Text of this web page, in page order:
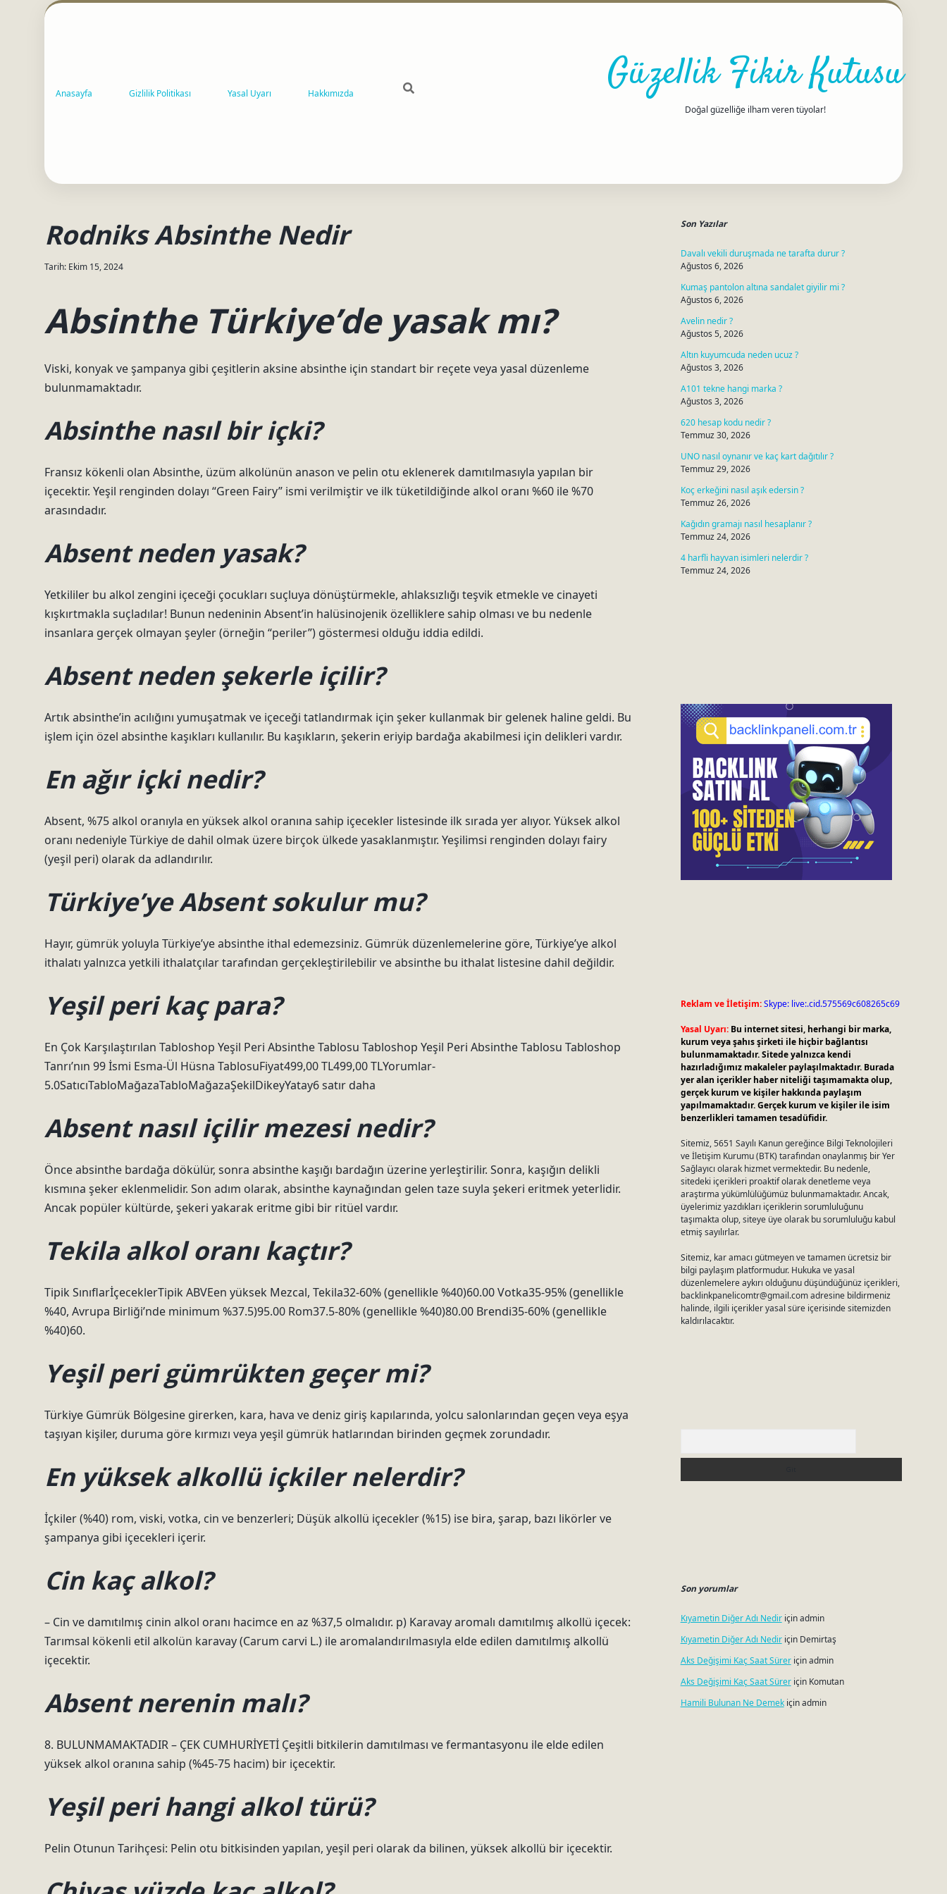
Anasayfa Gizlilik Politikası Yasal Uyarı Hakkımızda Güzellik Fikir Kutusu
Doğal güzelliğe ilham veren tüyolar!
Rodniks Absinthe Nedir
Tarih: Ekim 15, 2024
Absinthe Türkiye’de yasak mı?
Viski, konyak ve şampanya gibi çeşitlerin aksine absinthe için standart bir reçete veya yasal düzenleme
bulunmamaktadır.
Absinthe nasıl bir içki?
Fransız kökenli olan Absinthe, üzüm alkolünün anason ve pelin otu eklenerek damıtılmasıyla yapılan bir
içecektir. Yeşil renginden dolayı “Green Fairy” ismi verilmiştir ve ilk tüketildiğinde alkol oranı %60 ile %70
arasındadır.
Absent neden yasak?
Yetkililer bu alkol zengini içeceği çocukları suçluya dönüştürmekle, ahlaksızlığı teşvik etmekle ve cinayeti
kışkırtmakla suçladılar! Bunun nedeninin Absent’in halüsinojenik özelliklere sahip olması ve bu nedenle
insanlara gerçek olmayan şeyler (örneğin “periler”) göstermesi olduğu iddia edildi.
Absent neden şekerle içilir?
Artık absinthe’in acılığını yumuşatmak ve içeceği tatlandırmak için şeker kullanmak bir gelenek haline geldi. Bu
işlem için özel absinthe kaşıkları kullanılır. Bu kaşıkların, şekerin eriyip bardağa akabilmesi için delikleri vardır.
En ağır içki nedir?
Absent, %75 alkol oranıyla en yüksek alkol oranına sahip içecekler listesinde ilk sırada yer alıyor. Yüksek alkol
oranı nedeniyle Türkiye de dahil olmak üzere birçok ülkede yasaklanmıştır. Yeşilimsi renginden dolayı fairy
(yeşil peri) olarak da adlandırılır.
Türkiye’ye Absent sokulur mu?
Hayır, gümrük yoluyla Türkiye’ye absinthe ithal edemezsiniz. Gümrük düzenlemelerine göre, Türkiye’ye alkol
ithalatı yalnızca yetkili ithalatçılar tarafından gerçekleştirilebilir ve absinthe bu ithalat listesine dahil değildir.
Yeşil peri kaç para?
En Çok Karşılaştırılan Tabloshop Yeşil Peri Absinthe Tablosu Tabloshop Yeşil Peri Absinthe Tablosu Tabloshop
Tanrı’nın 99 İsmi Esma-Ül Hüsna TablosuFiyat499,00 TL499,00 TLYorumlar-
5.0SatıcıTabloMağazaTabloMağazaŞekilDikeyYatay6 satır daha
Absent nasıl içilir mezesi nedir?
Önce absinthe bardağa dökülür, sonra absinthe kaşığı bardağın üzerine yerleştirilir. Sonra, kaşığın delikli
kısmına şeker eklenmelidir. Son adım olarak, absinthe kaynağından gelen taze suyla şekeri eritmek yeterlidir.
Ancak popüler kültürde, şekeri yakarak eritme gibi bir ritüel vardır.
Tekila alkol oranı kaçtır?
Tipik SınıflarİçeceklerTipik ABVEen yüksek Mezcal, Tekila32-60% (genellikle %40)60.00 Votka35-95% (genellikle
%40, Avrupa Birliği’nde minimum %37.5)95.00 Rom37.5-80% (genellikle %40)80.00 Brendi35-60% (genellikle
%40)60.
Yeşil peri gümrükten geçer mi?
Türkiye Gümrük Bölgesine girerken, kara, hava ve deniz giriş kapılarında, yolcu salonlarından geçen veya eşya
taşıyan kişiler, duruma göre kırmızı veya yeşil gümrük hatlarından birinden geçmek zorundadır.
En yüksek alkollü içkiler nelerdir?
İçkiler (%40) rom, viski, votka, cin ve benzerleri; Düşük alkollü içecekler (%15) ise bira, şarap, bazı likörler ve
şampanya gibi içecekleri içerir.
Cin kaç alkol?
– Cin ve damıtılmış cinin alkol oranı hacimce en az %37,5 olmalıdır. p) Karavay aromalı damıtılmış alkollü içecek:
Tarımsal kökenli etil alkolün karavay (Carum carvi L.) ile aromalandırılmasıyla elde edilen damıtılmış alkollü
içecektir.
Absent nerenin malı?
8. BULUNMAMAKTADIR – ÇEK CUMHURİYETİ Çeşitli bitkilerin damıtılması ve fermantasyonu ile elde edilen
yüksek alkol oranına sahip (%45-75 hacim) bir içecektir.
Yeşil peri hangi alkol türü?
Pelin Otunun Tarihçesi: Pelin otu bitkisinden yapılan, yeşil peri olarak da bilinen, yüksek alkollü bir içecektir.
Son Yazılar
Davalı vekili duruşmada ne tarafta durur ?
Ağustos 6, 2026
Kumaş pantolon altına sandalet giyilir mi ?
Ağustos 6, 2026
Avelin nedir ?
Ağustos 5, 2026
Altın kuyumcuda neden ucuz ?
Ağustos 3, 2026
A101 tekne hangi marka ?
Ağustos 3, 2026
620 hesap kodu nedir ?
Temmuz 30, 2026
UNO nasıl oynanır ve kaç kart dağıtılır ?
Temmuz 29, 2026
Koç erkeğini nasıl aşık edersin ?
Temmuz 26, 2026
Kağıdın gramajı nasıl hesaplanır ?
Temmuz 24, 2026
4 harfli hayvan isimleri nelerdir ?
Temmuz 24, 2026
Reklam ve İletişim:Skype: live:.cid.575569c608265c69
Yasal Uyarı: Bu internet sitesi, herhangi bir marka,
kurum veya şahıs şirketi ile hiçbir bağlantısı
bulunmamaktadır. Sitede yalnızca kendi
hazırladığımız makaleler paylaşılmaktadır. Burada
yer alan içerikler haber niteliği taşımamakta olup,
gerçek kurum ve kişiler hakkında paylaşım
yapılmamaktadır. Gerçek kurum ve kişiler ile isim
benzerlikleri tamamen tesadüfidir.
Sitemiz, 5651 Sayılı Kanun gereğince Bilgi Teknolojileri
ve İletişim Kurumu (BTK) tarafından onaylanmış bir Yer
Sağlayıcı olarak hizmet vermektedir. Bu nedenle,
sitedeki içerikleri proaktif olarak denetleme veya
araştırma yükümlülüğümüz bulunmamaktadır. Ancak,
üyelerimiz yazdıkları içeriklerin sorumluluğunu
taşımakta olup, siteye üye olarak bu sorumluluğu kabul
etmiş sayılırlar.
Sitemiz, kar amacı gütmeyen ve tamamen ücretsiz bir
bilgi paylaşım platformudur. Hukuka ve yasal
düzenlemelere aykırı olduğunu düşündüğünüz içerikleri,
backlinkpanelicomtr@gmail.comadresine bildirmeniz
halinde, ilgili içerikler yasal süre içerisinde sitemizden
kaldırılacaktır.
Son yorumlar
Kıyametin Diğer Adı Nediriçinadmin
Kıyametin Diğer Adı Nediriçin Demirtaş
Aks Değişimi Kaç Saat Süreriçinadmin
Aks Değişimi Kaç Saat Süreriçin Komutan
Hamili Bulunan Ne Demekiçinadmin